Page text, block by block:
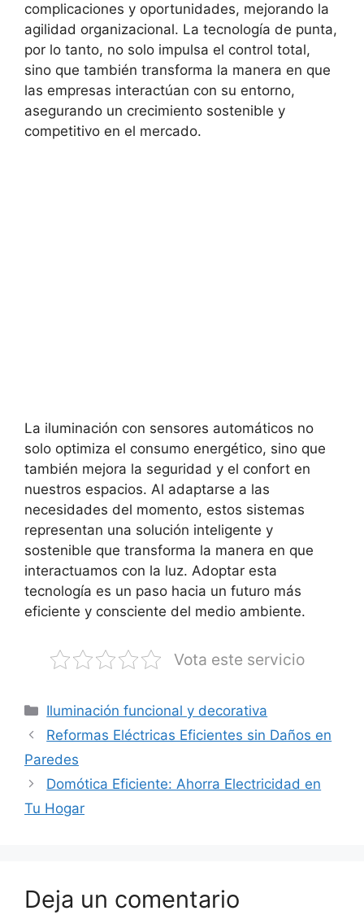
complicaciones y oportunidades, mejorando la
agilidad organizacional. La tecnología de punta,
por lo tanto, no solo impulsa el control total,
sino que también transforma la manera en que
las empresas interactúan con su entorno,
asegurando un crecimiento sostenible y
competitivo en el mercado.
La iluminación con sensores automáticos no
solo optimiza el consumo energético, sino que
también mejora la seguridad y el confort en
nuestros espacios. Al adaptarse a las
necesidades del momento, estos sistemas
representan una solución inteligente y
sostenible que transforma la manera en que
interactuamos con la luz. Adoptar esta
tecnología es un paso hacia un futuro más
eficiente y consciente del medio ambiente.
Vota este servicio
Categorías
Iluminación funcional y decorativa
Reformas Eléctricas Eficientes sin Daños en
Paredes
Domótica Eficiente: Ahorra Electricidad en
Tu Hogar
Deja un comentario